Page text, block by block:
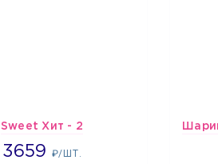
Sweet Хит - 2
3659 ₽/ШТ.
3659